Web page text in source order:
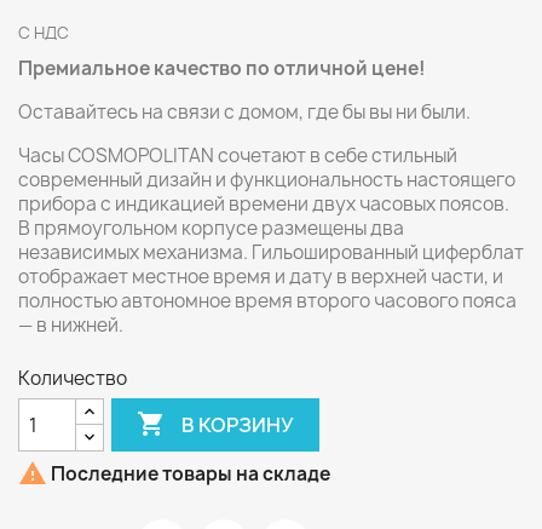
С НДС
Премиальное качество по отличной цене!
Оставайтесь на связи с домом, где бы вы ни были.
Часы COSMOPOLITAN сочетают в себе стильный
современный дизайн и функциональность настоящего
прибора с индикацией времени двух часовых поясов.
В прямоугольном корпусе размещены два
независимых механизма. Гильошированный циферблат
отображает местное время и дату в верхней части, и
полностью автономное время второго часового пояса
— в нижней.
Количество
 В КОРЗИНУ
 Последние товары на складе